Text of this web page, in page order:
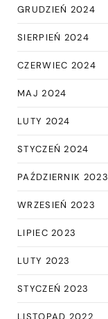
GRUDZIEŃ 2024
SIERPIEŃ 2024
CZERWIEC 2024
MAJ 2024
LUTY 2024
STYCZEŃ 2024
PAŹDZIERNIK 2023
WRZESIEŃ 2023
LIPIEC 2023
LUTY 2023
STYCZEŃ 2023
LISTOPAD 2022